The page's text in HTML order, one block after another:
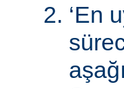
‘En